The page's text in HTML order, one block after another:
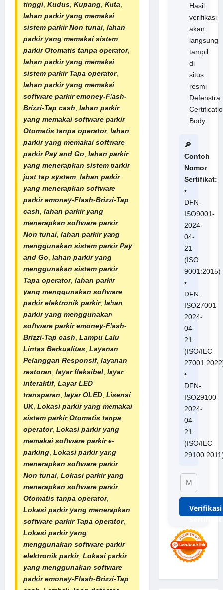
tinggi, Kudus, Kupang, Kuta,
lahan parkir yang memakai
sistem parkir Non tunai, lahan
parkir yang memakai sistem
parkir Otomatis tanpa operator,
lahan parkir yang memakai
sistem parkir Tapa operator,
lahan parkir yang memakai
software parkiremoney-Flash-
Brizzi-Tap cash, lahan parkir
yang memakai software parkir
Otomatis tanpa operator, lahan
parkir yang memakai software
parkir Pay and Go, lahan parkir
yang menerapkan sistem parkir
just tap system, lahan parkir
yang menerapkan software
parkir emoney-Flash-Brizzi-Tap
cash, lahan parkir yang
menerapkan software parkir
Non tunai, lahan parkir yang
menggunakan sistem parkir Pay
and Go, lahan parkir yang
menggunakan sistem parkir
Tapa operator, lahan parkir
yang menggunakan software
parkir elektronik parkir, lahan
parkir yang menggunakan
software parkir emoney-Flash-
Brizzi-Tap cash, Lampu Lalu
Lintas Berkualitas, Layanan
Pelanggan Responsif, layanan
restoran, layar fleksibel, layar
interaktif, Layar LED
transparan, layar OLED, Lisensi
UK, Lokasi parkir yang memakai
sistem parkir Otomatis tanpa
operator, Lokasi parkir yang
memakai software parkir e-
parking, Lokasi parkir yang
menerapkan software parkir
Non tunai, Lokasi parkir yang
menerapkan software parkir
Otomatis tanpa operator,
Lokasi parkir yang menerapkan
software parkir Tapa operator,
Lokasi parkir yang
menggunakan software parkir
elektronik parkir, Lokasi parkir
yang menggunakan software
parkir emoney-Flash-Brizzi-Tap
Hasil
verifikasi
akan
langsung
tampil
di
situs
resmi
Defenstra
Body.
🔎
Contoh
Nomor
Sertifikat:
•
DFN-
ISO9001-
2024-
04-
21
(ISO
9001:2015)
•
DFN-
ISO27001-
2024-
04-
21
(ISO/IEC
•
DFN-
ISO29100-
2024-
04-
21
(ISO/IEC
Verifikasi
Sertifikat